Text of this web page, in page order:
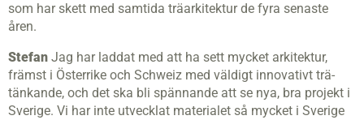
som har skett med samtida träarkitektur de fyra senaste
åren.
Stefan Jag har laddat med att ha sett mycket arkitektur,
främst i Österrike och Schweiz med väldigt innovativt trä­
tänkande, och det ska bli spännande att se nya, bra projekt i
Sverige. Vi har inte utvecklat materialet så mycket i Sverige